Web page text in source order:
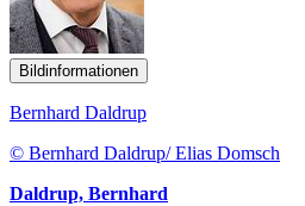
Bildinformationen
Bernhard Daldrup
© Bernhard Daldrup/ Elias Domsch
Daldrup, Bernhard